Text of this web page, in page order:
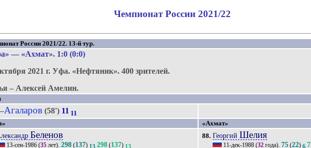
Чемпионат России 2021/22
России 2021/22. 13-й тур.
— «Ахмат». 1:0 (0:0)
2021 г.Уфа. «Нефтяник».400 зрителей.
– Алексей Амелин.
Агаларов (58') 11 11
«Ахмат»
Беленов
13-сен-1986 (35 лет).298 (137) 298 (137)
88. Георгий Шелия
11-дек-1988 (32 года).75 (22)